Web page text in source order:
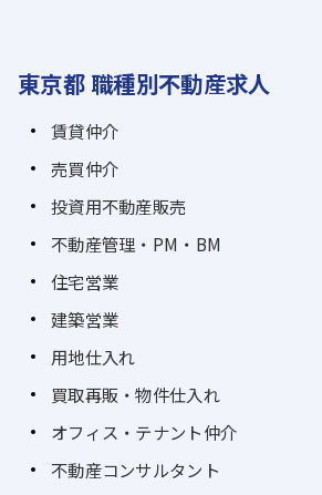
東京都 職種別不動産求人
賃貸仲介
売買仲介
投資用不動産販売
不動産管理・PM・BM
住宅営業
建築営業
用地仕入れ
買取再販・物件仕入れ
オフィス・テナント仲介
不動産コンサルタント